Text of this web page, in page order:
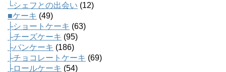
└シェフとの出会い (12)
■ケーキ (49)
├ショートケーキ (63)
├チーズケーキ (95)
├パンケーキ (186)
├チョコレートケーキ (69)
├ロールケーキ (54)